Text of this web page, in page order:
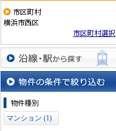
地域から探す
市区町村
横浜市西区
市区町村選択
沿線・駅から探す
物件の条件で絞り込む
物件種別
マンション (1)